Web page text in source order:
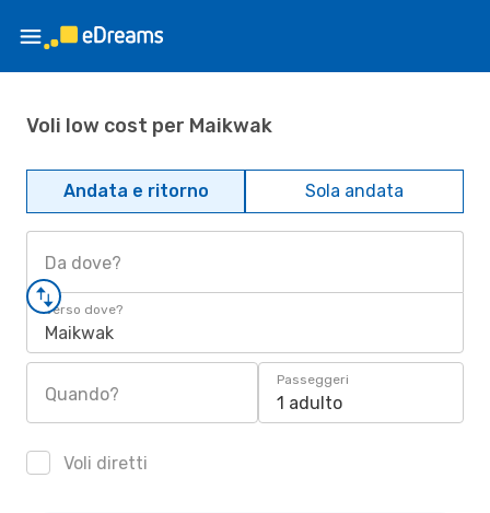
Voli low cost per Maikwak
Andata e ritorno Sola andata
Da dove?
Verso dove?
Maikwak
Quando?
Passeggeri
1 adulto
Voli diretti